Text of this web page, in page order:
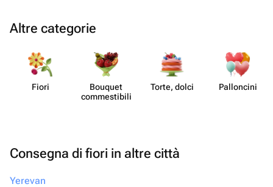
Altre categorie
Fiori
Bouquet
commes​tibili
Torte, dolci Pall​oncini
Consegna di fiori in altre città
Yerevan